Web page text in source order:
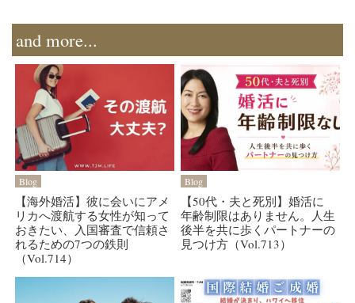
and more...
Blog
【海外婚活】彼に会いにアメ
リカへ渡航する女性が知って
おきたい、入国審査で信頼さ
れるための7つの鉄則
（Vol.714）
Blog
【50代・夫と死別】婚活に
年齢制限はありません。人生
後半を共に歩くパートナーの
見つけ方（Vol.713）